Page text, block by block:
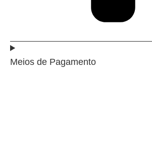
Meios de Pagamento